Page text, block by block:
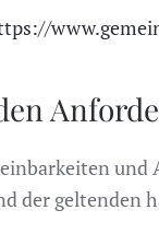
der geltenden